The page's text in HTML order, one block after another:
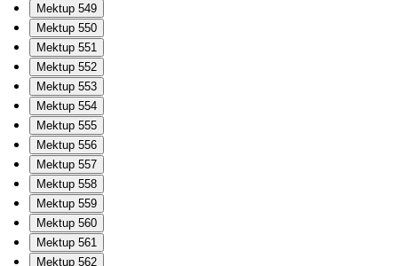
Mektup 549
Mektup 550
Mektup 551
Mektup 552
Mektup 553
Mektup 554
Mektup 555
Mektup 556
Mektup 557
Mektup 558
Mektup 559
Mektup 560
Mektup 561
Mektup 562